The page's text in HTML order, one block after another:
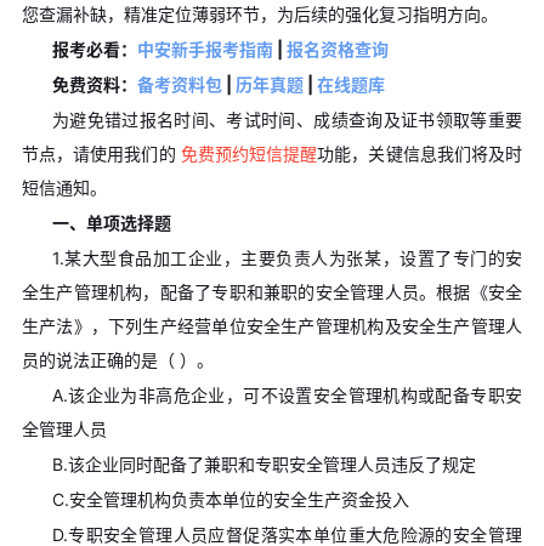
您查漏补缺，精准定位薄弱环节，为后续的强化复习指明方向。
报考必看： 中安新手报考指南| 报名资格查询
免费资料： 备考资料包 历年真题
在线题库
为避免错过报名时间、考试时间、成绩查询及证书领取等重要
节点，请使用我们的 免费预约短信提醒功能，关键信息我们将及时
短信通知。
一、单项选择题
1.某大型食品加工企业，主要负责人为张某，设置了专门的安
全生产管理机构，配备了专职和兼职的安全管理人员。根据《安全
生产法》，下列生产经营单位安全生产管理机构及安全生产管理人
员的说法正确的是（ ）。
A.该企业为非高危企业，可不设置安全管理机构或配备专职安
全管理人员
B.该企业同时配备了兼职和专职安全管理人员违反了规定
C.安全管理机构负责本单位的安全生产资金投入
D.专职安全管理人员应督促落实本单位重大危险源的安全管理